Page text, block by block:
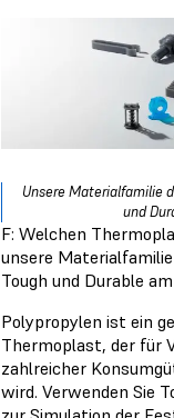
Unsere Materialfamilie
und
F: Welchen
unsere
Tough und Durable
Polypropylen ist ein
Thermoplast, der für
zahlreicher
wird. Verwenden Sie